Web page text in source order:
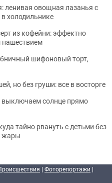
ленивая овощная лазанья с
холодильнике
из кофейни: эффектно
шифоновый торт,
но без груши: все в восторге
солнце прямо
тайно рвануть с детьми без
жары
| Фоторепортажи |